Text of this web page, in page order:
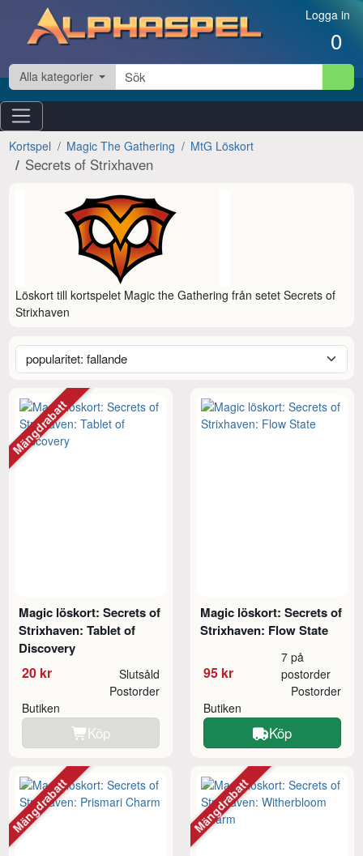
Hoppa till innehåll Logga in
0
Alla kategorier
Kortspel Magic The Gathering MtG Löskort
Secrets of Strixhaven
Löskort till kortspelet Magic the Gathering från setet Secrets of
Strixhaven
Magic löskort: Secrets of
Strixhaven: Tablet of
Discovery
20 kr Slutsåld
Butiken
Postorder
Köp
Mängdrabatt
Magic löskort: Secrets of
Strixhaven: Flow State
95 kr
7 på
postorder
Butiken
Postorder
Köp
Mängdrabatt Mängdrabatt